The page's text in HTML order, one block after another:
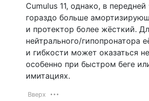
Cumulus 11, однако, в
гораздо больше
и протектор более жёсткий.
нейтрального/гипопронатора
и гибкости может оказаться
особенно при быстром беге
имитациях.
Вверх